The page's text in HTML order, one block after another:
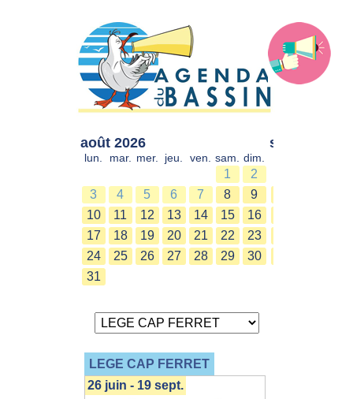
août 2026
lun. mar. mer. jeu. ven. sam. dim.
1
2
3
4 5 6 7 8
9
10
11 12 13 14 15
16
17
18 19 20 21 22
23
24
25 26 27 28 29
30
31
sept. 2026
LEGE CAP FERRET
26 juin - 19 sept.